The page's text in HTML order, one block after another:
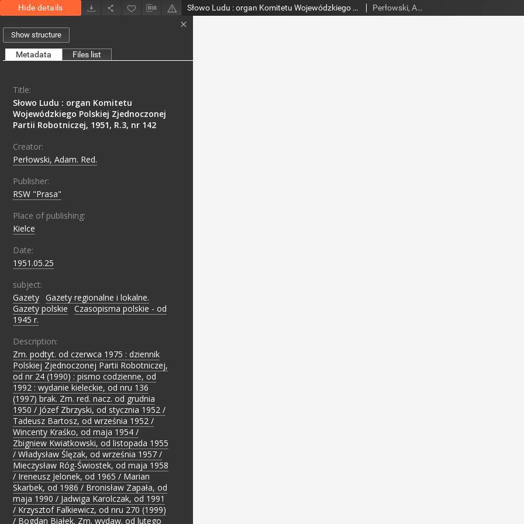
Hide details Słowo Ludu : organ Komitetu Wojewódzkiego Polskiej Zjednoczonej Partii Robotniczej, 1951, R.3, nr 142 Perłowski, Adam. Red.
Show structure
Metadata Files list
Title:
Słowo Ludu : organ Komitetu
Wojewódzkiego Polskiej Zjednoczonej
Partii Robotniczej, 1951, R.3, nr 142
Creator:
Perłowski, Adam. Red.
Publisher:
RSW "Prasa"
Place of publishing:
Kielce
Date:
1951.05.25
subject:
Gazety Gazety regionalne i lokalne.
Gazety polskie
Czasopisma polskie - od
1945 r.
Description:
Zm. podtyt. od czerwca 1975 : dziennik
Polskiej Zjednoczonej Partii Robotniczej,
od nr 24 (1990) : pismo codzienne, od
1992 : wydanie kieleckie, od nru 136
(1997) brak. Zm. red. nacz. od grudnia
1950 / Józef Zbrzyski, od stycznia 1952 /
Tadeusz Bartosz, od września 1952 /
Wincenty Kraśko, od maja 1954 /
Zbigniew Kwiatkowski, od listopada 1955
/ Władysław Ślęzak, od września 1957 /
Mieczysław Róg-Świostek, od maja 1958
/ Ireneusz Jelonek, od 1965 / Marian
Skarbek, od 1986 / Bronisław Zapała, od
maja 1990 / Jadwiga Karolczak, od 1991
/ Krzysztof Falkiewicz, od nru 270 (1999)
/ Bogdan Białek. Zm. wydaw. od lutego